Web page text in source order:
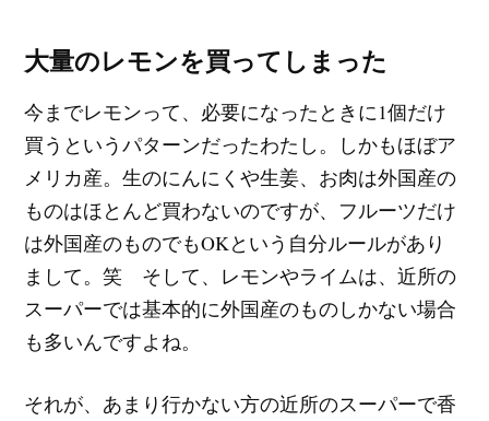
大量のレモンを買ってしまった
今までレモンって、必要になったときに1個だけ
買うというパターンだったわたし。しかもほぼア
メリカ産。生のにんにくや生姜、お肉は外国産の
ものはほとんど買わないのですが、フルーツだけ
は外国産のものでもOKという自分ルールがあり
まして。笑 そして、レモンやライムは、近所の
スーパーでは基本的に外国産のものしかない場合
も多いんですよね。
それが、あまり行かない方の近所のスーパーで香